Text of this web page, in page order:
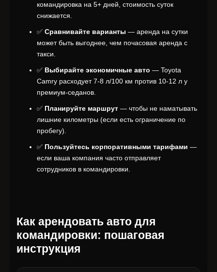
командировка на 5+ дней, стоимость суток
снижается.
✅ Сравнивайте варианты — аренда на сутки
может быть выгоднее, чем почасовая аренда с
такси.
✅ Выбирайте экономичные авто — Toyota
Camry расходует 7-8 л/100 км против 10-12 л у
премиум-седанов.
✅ Планируйте маршрут — чтобы не наматывать
лишние километры (если есть ограничение по
пробегу).
✅ Пользуйтесь корпоративными тарифами —
если ваша компания часто отправляет
сотрудников в командировки.
Как арендовать авто для
командировки: пошаговая
инструкция